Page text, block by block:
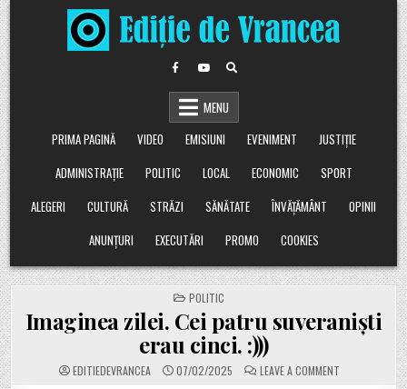
Skip
to
content
MENU
PRIMA PAGINĂ
VIDEO EMISIUNI EVENIMENT
JUSTIȚIE
ADMINISTRAȚIE
POLITIC LOCAL ECONOMIC
SPORT
ALEGERI
CULTURĂ STRĂZI SĂNĂTATE ÎNVĂȚĂMÂNT
OPINII
ANUNȚURI
EXECUTĂRI PROMO COOKIES
POSTED
IN
POLITIC
Imaginea zilei. Cei patru suveraniști
erau cinci. :)))
EDITIEDEVRANCEA 07/02/2025 LEAVE A COMMENTON
IMAGINEA